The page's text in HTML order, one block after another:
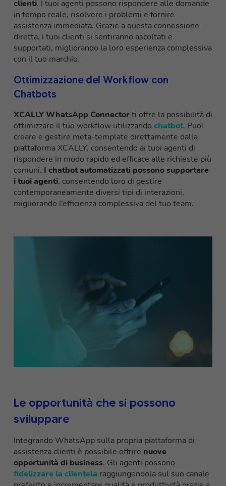
clienti. I tuoi agenti possono rispondere alle domande
in tempo reale, risolvere i problemi e fornire
assistenza immediata. Grazie a questa connessione
diretta, i tuoi clienti si sentiranno ascoltati e
supportati, migliorando la loro esperienza complessiva
con il tuo marchio.
Ottimizzazione del Workflow con
Chatbots
XCALLY WhatsApp Connectorti offre la possibilità di
ottimizzare il tuo workflow utilizzando chatbot. Puoi
creare e gestire meta-template direttamente dalla
piattaforma XCALLY, consentendo ai tuoi agenti di
rispondere in modo rapido ed efficace alle richieste più
comuni. I chatbot automatizzati possono supportare
i tuoi agenti, consentendo loro di gestire
contemporaneamente diversi tipi di interazioni,
migliorando l’efficienza complessiva del tuo team.
Le opportunità che si possono
sviluppare
Integrando WhatsApp sulla propria piattaforma di
assistenza clienti è possibile offrire nuove
opportunità di business. Gli agenti possono
fidelizzare la clientela raggiungendola sul suo canale